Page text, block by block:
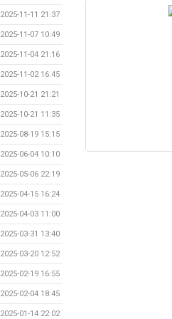
2025-11-11 21:37
2025-11-07 10:49
2025-11-04 21:16
2025-11-02 16:45
2025-10-21 21:21
2025-10-21 11:35
2025-08-19 15:15
2025-06-04 10:10
2025-05-06 22:19
2025-04-15 16:24
2025-04-03 11:00
2025-03-31 13:40
2025-03-20 12:52
2025-02-19 16:55
2025-02-04 18:45
2025-01-14 22:02